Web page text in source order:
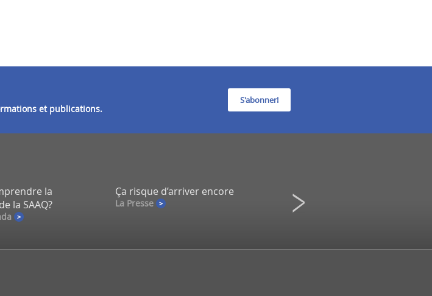
et publications.
S'abonner!
la
la SAAQ?
Ça risque d’arriver encore
La Presse
Infidélité à un spectacle de
Une démission inévitable ?